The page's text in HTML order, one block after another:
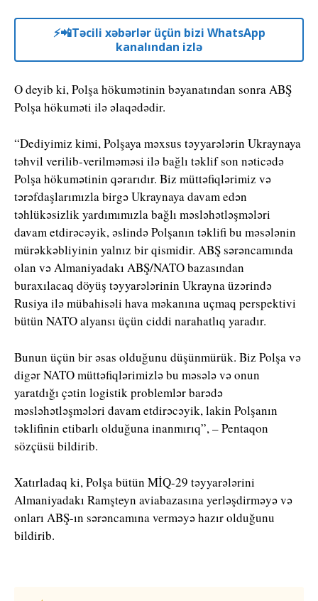
⚡️📲Təcili xəbərlər üçün bizi WhatsApp
kanalından izlə
O deyib ki, Polşa hökumətinin bəyanatından sonra ABŞ
Polşa hökuməti ilə əlaqədədir.
“Dediyimiz kimi, Polşaya məxsus təyyarələrin Ukraynaya
təhvil verilib-verilməməsi ilə bağlı təklif son nəticədə
Polşa hökumətinin qərarıdır. Biz müttəfiqlərimiz və
tərəfdaşlarımızla birgə Ukraynaya davam edən
təhlükəsizlik yardımımızla bağlı məsləhətləşmələri
davam etdirəcəyik, əslində Polşanın təklifi bu məsələnin
mürəkkəbliyinin yalnız bir qismidir. ABŞ sərəncamında
olan və Almaniyadakı ABŞ/NATO bazasından
buraxılacaq döyüş təyyarələrinin Ukrayna üzərində
Rusiya ilə mübahisəli hava məkanına uçmaq perspektivi
bütün NATO alyansı üçün ciddi narahatlıq yaradır.
Bunun üçün bir əsas olduğunu düşünmürük. Biz Polşa və
digər NATO müttəfiqlərimizlə bu məsələ və onun
yaratdığı çətin logistik problemlər barədə
məsləhətləşmələri davam etdirəcəyik, lakin Polşanın
təklifinin etibarlı olduğuna inanmırıq”, – Pentaqon
sözçüsü bildirib.
Xatırladaq ki, Polşa bütün MİQ-29 təyyarələrini
Almaniyadakı Ramşteyn aviabazasına yerləşdirməyə və
onları ABŞ-ın sərəncamına verməyə hazır olduğunu
bildirib.